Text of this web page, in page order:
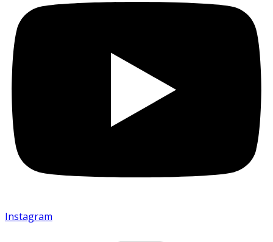
Instagram